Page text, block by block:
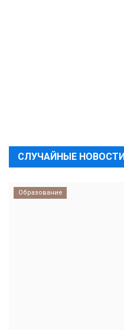
СЛУЧАЙНЫЕ НОВОСТИ
Образование